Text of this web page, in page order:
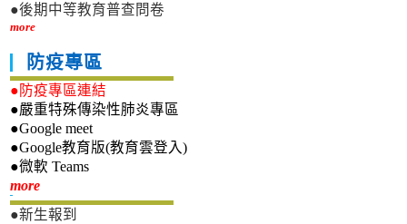
●後期中等教育普查問卷
more
防疫專區
●防疫專區連結
●嚴重特殊傳染性肺炎專區
●Google meet
●Google教育版(教育雲登入)
●微軟 Teams
more新生專區
●新生報到